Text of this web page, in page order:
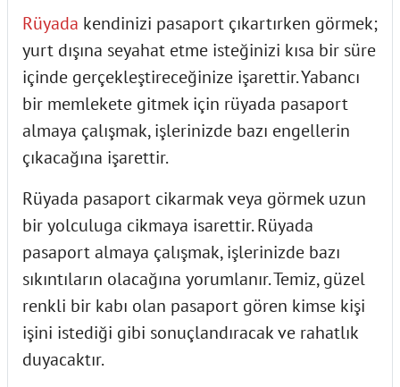
Rüyada kendinizi pasaport çıkartırken görmek;
yurt dışına seyahat etme isteğinizi kısa bir süre
içinde gerçekleştireceğinize işarettir. Yabancı
bir memlekete gitmek için rüyada pasaport
almaya çalışmak, işlerinizde bazı engellerin
çıkacağına işarettir.
Rüyada pasaport cikarmak veya görmek uzun
bir yolculuga cikmaya isarettir. Rüyada
pasaport almaya çalışmak, işlerinizde bazı
sıkıntıların olacağına yorumlanır. Temiz, güzel
renkli bir kabı olan pasaport gören kimse kişi
işini istediği gibi sonuçlandıracak ve rahatlık
duyacaktır.